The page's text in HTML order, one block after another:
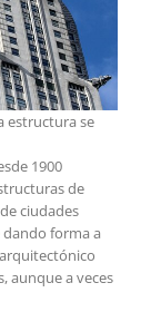
estructura se
1900
de
ciudades
dando forma a
aunque a veces